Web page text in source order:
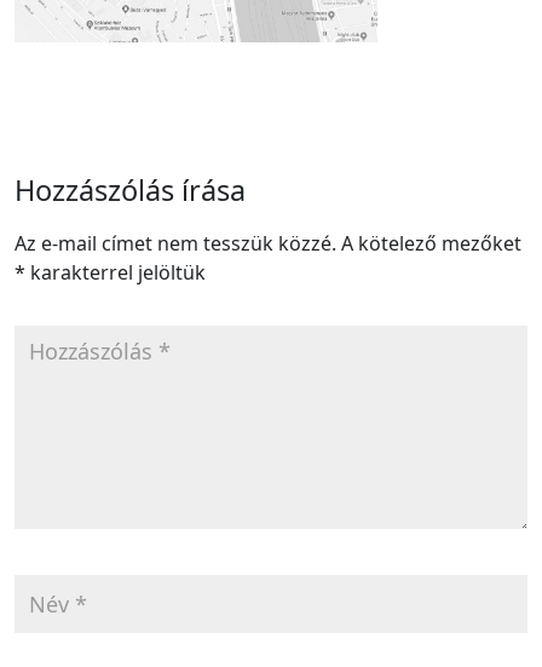
Hozzászólás írása
Az e-mail címet nem tesszük közzé. A kötelező mezőket
* karakterrel jelöltük